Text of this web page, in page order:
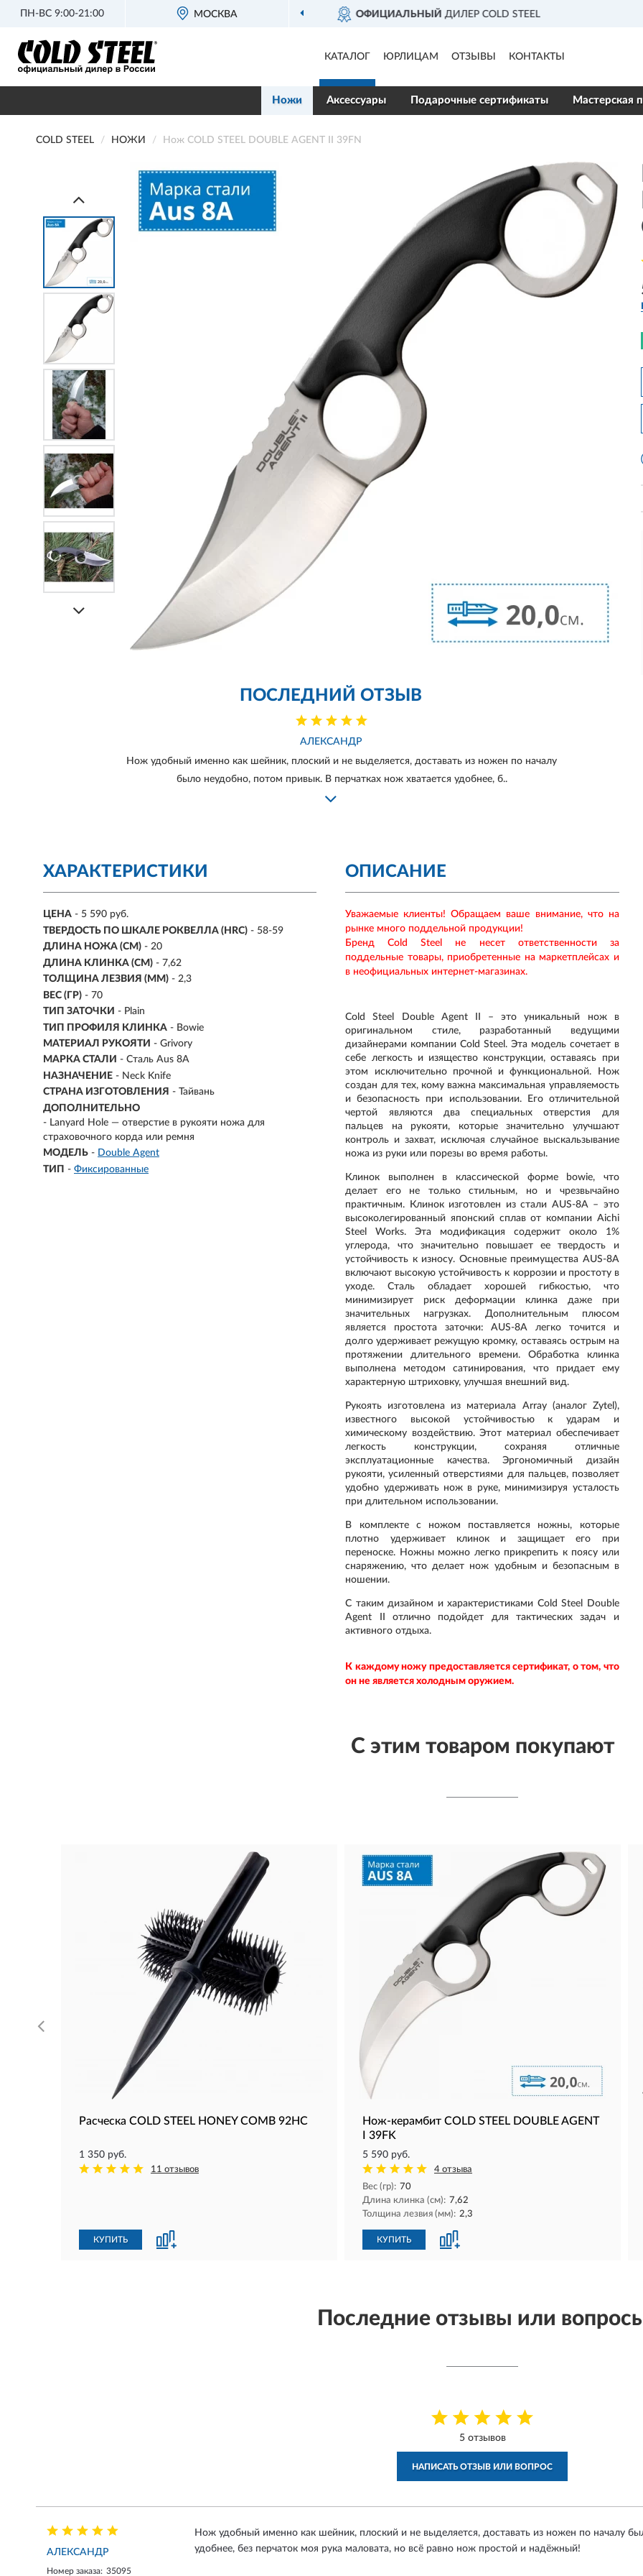
ПН-ВС 9:00-21:00 МОСКВА
ОФИЦИАЛЬНЫЙ ДИЛЕР COLD STEEL ДОСТАВИМПО ВСЕЙ РОССИИ
КАТАЛОГ ЮРЛИЦАМ ОТЗЫВЫ КОНТАКТЫ
Ножи Аксессуары Подарочные сертификаты Мастерская
COLD STEEL НОЖИ Нож COLD STEEL DOUBLE AGENT II 39FN
ПОСЛЕДНИЙ ОТЗЫВ
АЛЕКСАНДР
Нож удобный именно как шейник, плоский и не выделяется, доставать из ножен по началу
было неудобно, потом привык. В перчатках нож хватается удобнее, б..
ХАРАКТЕРИСТИКИ
ЦЕНА - 5 590 руб.
ТВЕРДОСТЬ ПО ШКАЛЕ РОКВЕЛЛА (HRC) - 58-59
ДЛИНА НОЖА (СМ) - 20
ДЛИНА КЛИНКА (СМ) - 7,62
ТОЛЩИНА ЛЕЗВИЯ (ММ) - 2,3
ВЕС (ГР) - 70
ТИП ЗАТОЧКИ - Plain
ТИП ПРОФИЛЯ КЛИНКА - Bowie
МАТЕРИАЛ РУКОЯТИ - Grivory
МАРКА СТАЛИ - Сталь Aus 8A
НАЗНАЧЕНИЕ - Neck Knife
СТРАНА ИЗГОТОВЛЕНИЯ - Тайвань
ДОПОЛНИТЕЛЬНО
- Lanyard Hole — отверстие в рукояти ножа для
страховочного корда или ремня
МОДЕЛЬ - Double Agent
ТИП - Фиксированные
ОПИСАНИЕ
Уважаемые клиенты! Обращаем ваше внимание, что на
рынке много поддельной продукции!
Бренд Cold Steel не несет ответственности за
поддельные товары, приобретенные на маркетплейсах и
в неофициальных интернет-магазинах.
Cold Steel Double Agent II
– это уникальный нож в
оригинальном стиле, разработанный ведущими
дизайнерами компанииCold Steel. Эта модель сочетает в
себе легкость и изящество конструкции, оставаясь при
этом исключительно прочной и функциональной. Нож
создан для тех, кому важна максимальная управляемость
и безопасность при использовании. Его отличительной
чертой являются два специальных отверстия для
пальцев на рукояти, которые значительно улучшают
контроль и захват, исключая случайное выскальзывание
ножа из руки или порезы во время работы.
Клинок выполнен в классической форме bowie, что
делает его не только стильным, но и чрезвычайно
практичным. Клинок изготовлен из стали AUS-8A– это
высоколегированный японский сплав от компании Aichi
Steel Works. Эта модификация содержит около 1%
углерода, что значительно повышает ее твердость и
устойчивость к износу. Основные преимущества AUS-8A
включают высокуюустойчивость к коррозиии простоту в
уходе. Сталь обладает хорошей гибкостью, что
минимизирует риск деформации клинка даже при
значительных нагрузках. Дополнительным плюсом
является простота заточки: AUS-8A легко точится и
долго удерживает режущую кромку, оставаясь острым на
протяжении длительного времени. Обработка клинка
выполнена методомсатинирования, что придает ему
характерную штриховку, улучшая внешний вид.
Рукоять изготовлена из материала Array(аналог Zytel),
известного высокой устойчивостью к ударам и
химическому воздействию. Этот материал обеспечивает
легкость конструкции, сохраняя отличные
эксплуатационные качества. Эргономичный дизайн
рукояти, усиленный отверстиями для пальцев, позволяет
удобно удерживать нож в руке, минимизируя усталость
при длительном использовании.
В комплекте с ножом поставляется ножны, которые
плотно удерживает клинок и защищает его при
переноске. Ножны можно легко прикрепить к поясу или
снаряжению, что делает нож удобным и безопасным в
ношении.
С таким дизайном и характеристиками Cold Steel Double
Agent II
отлично подойдет для тактических задач и
активного отдыха.
К каждому ножу предоставляется сертификат, о том, что
он не является холодным оружием.
С этим товаром покупают
Расческа COLD STEEL HONEY COMB 92HC
1 350 руб.
11 отзывов
КУПИТЬ
Нож-керамбит COLD STEEL DOUBLE AGENT
I 39FK
5 590 руб.
4 отзыва
Вес (гр): 70
Длина клинка (см): 7,62
Толщина лезвия (мм): 2,3
КУПИТЬ
Последние отзывы или
5 отзывов
НАПИСАТЬ ОТЗЫВ ИЛИ ВОПРОС
АЛЕКСАНДР
Номер заказа: 35095
Нож удобный именно как шейник, плоский и не выделяется, доставать из ножен по началу
удобнее, без перчаток моя рука маловата, но всё равно нож простой и надёжный!